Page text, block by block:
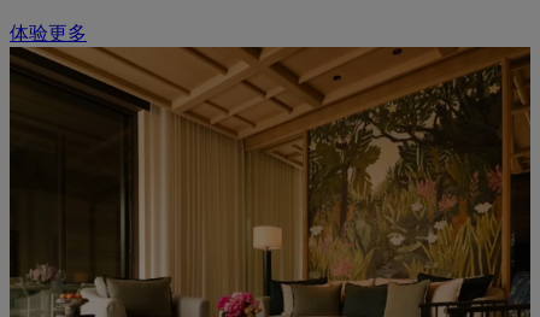
体验更多